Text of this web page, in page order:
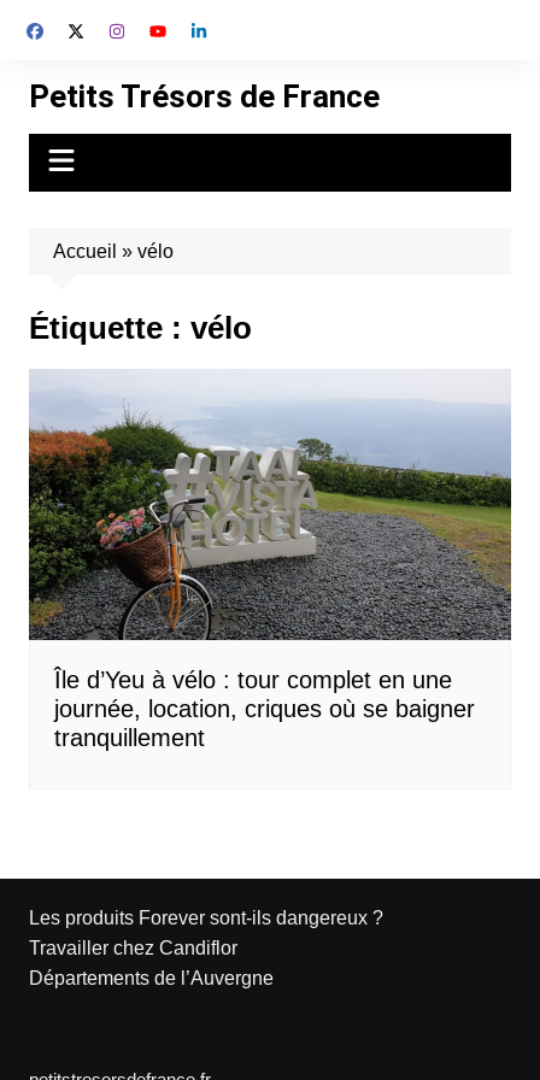
Petits Trésors de France
Accueil » vélo
Étiquette : vélo
Île d’Yeu à vélo : tour complet en une
journée, location, criques où se baigner
tranquillement
Les produits Forever sont-ils dangereux ?
Travailler chez Candiflor
Départements de l’Auvergne